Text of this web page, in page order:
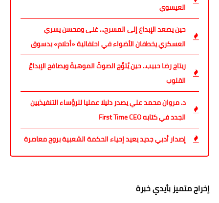
العيسوي
حين يصعد الإبداع إلى المسرح... غنى ومحسن يسري
العسكري يخطفان الأضواء في احتفالية «أحلام» بدسوق
ريتاج رضا حبيب.. حين يُتوِّج الصوتُ الموهبةَ ويصافح الإبداعُ
القلوب
د. مروان محمد علي يصدر دليلا عمليا للرؤساء التنفيذيين
الجدد في كتابه First Time CEO
إصدار أدبي جديد يعيد إحياء الحكمة الشعبية بروح معاصرة
إخراج متميز بأيدي خبرة